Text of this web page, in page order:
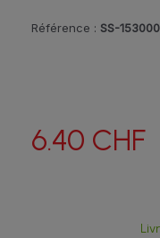
Référence : SS-
6.40 CHF